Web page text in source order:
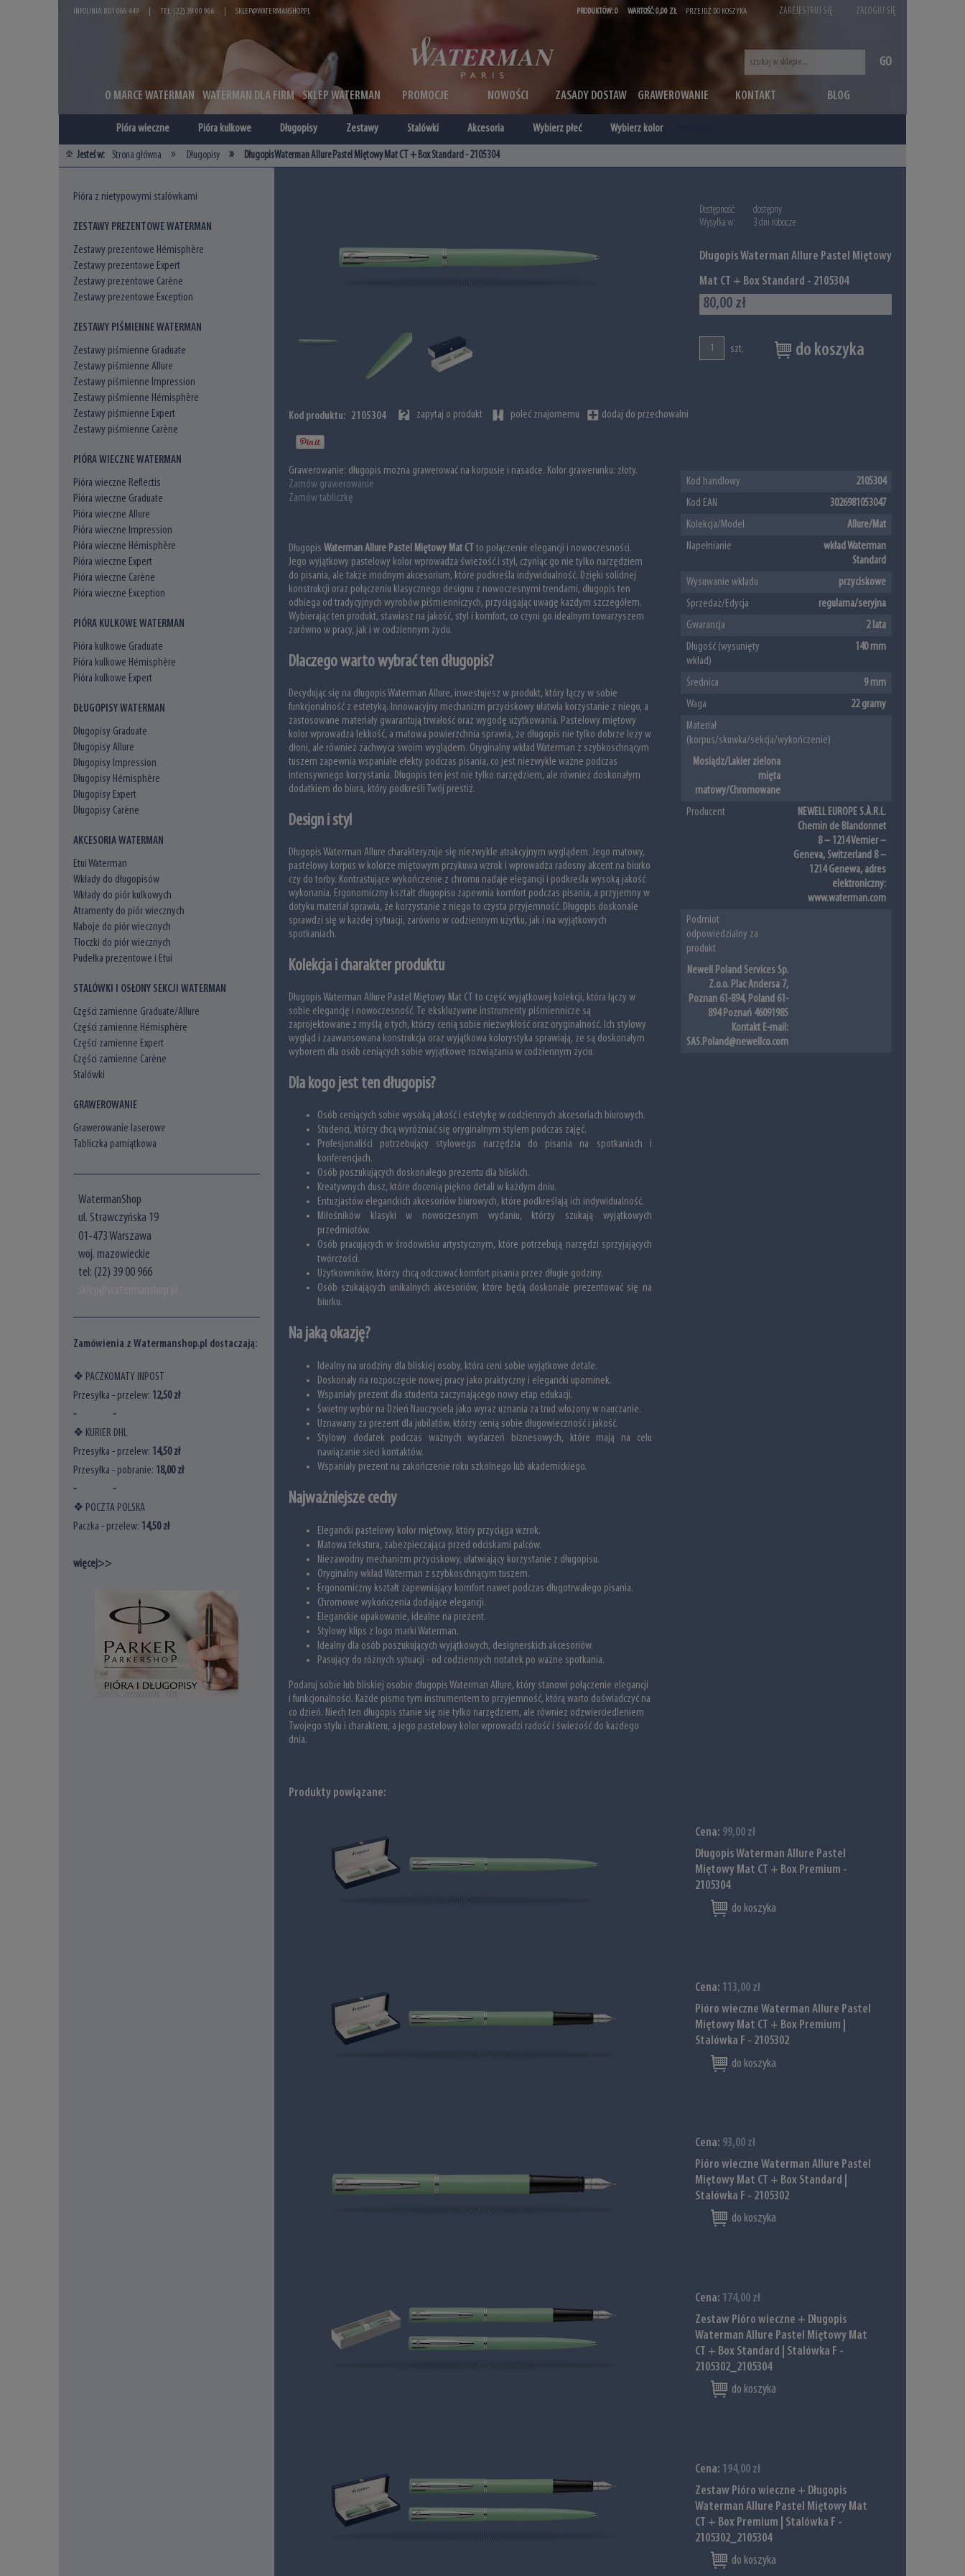
ZAREJESTRUJ SIĘ ZALOGUJ SIĘ
PRODUKTÓW:0 WARTOŚĆ:0,00 ZŁ PRZEJDŹ DO KOSZYKA
INFOLINIA: 801 066 449 TEL: (22) 39 00 966 SKLEP@WATERMANSHOP.PL
GO
O MARCE WATERMAN WATERMAN DLA FIRM SKLEP WATERMAN PROMOCJE NOWOŚCI ZASADY DOSTAW GRAWEROWANIE KONTAKT BLOG
Pióra wieczne Pióra kulkowe Długopisy Zestawy Stalówki Akcesoria Wybierz płeć Wybierz kolor
Jesteś w: Strona główna » Długopisy » Długopis Waterman Allure Pastel Miętowy Mat CT + Box Standard - 2105304
Pióra z nietypowymi stalówkami
ZESTAWY PREZENTOWE WATERMAN
Zestawy prezentowe Hémisphère
Zestawy prezentowe Expert
Zestawy prezentowe Carène
Zestawy prezentowe Exception
ZESTAWY PIŚMIENNE WATERMAN
Zestawy piśmienne Graduate
Zestawy piśmienne Allure
Zestawy piśmienne Impression
Zestawy piśmienne Hémisphère
Zestawy piśmienne Expert
Zestawy piśmienne Carène
PIÓRA WIECZNE WATERMAN
Pióra wieczne Reflectis
Pióra wieczne Graduate
Pióra wieczne Allure
Pióra wieczne Impression
Pióra wieczne Hémisphère
Pióra wieczne Expert
Pióra wieczne Carène
Pióra wieczne Exception
PIÓRA KULKOWE WATERMAN
Pióra kulkowe Graduate
Pióra kulkowe Hémisphère
Pióra kulkowe Expert
DŁUGOPISY WATERMAN
Długopisy Graduate
Długopisy Allure
Długopisy Impression
Długopisy Hémisphère
Długopisy Expert
Długopisy Carène
AKCESORIA WATERMAN
Etui Waterman
Wkłady do długopisów
Wkłady do piór kulkowych
Atramenty do piór wiecznych
Naboje do piór wiecznych
Tłoczki do piór wiecznych
Pudełka prezentowe i Etui
STALÓWKI I OSŁONY SEKCJI WATERMAN
Części zamienne Graduate/Allure
Części zamienne Hémisphère
Części zamienne Expert
Części zamienne Carène
Stalówki
GRAWEROWANIE
Grawerowanie laserowe
Tabliczka pamiątkowa
WatermanShop
ul. Strawczyńska 19
01-473 Warszawa
woj. mazowieckie
tel: (22) 39 00 966
Zamówienia z Watermanshop.pl dostaczają:
❖ PACZKOMATY INPOST
Przesyłka - przelew: 12,50 zł
- -
❖ KURIER DHL
Przesyłka - przelew: 14,50 zł
Przesyłka - pobranie: 18,00 zł
- -
❖ POCZTA POLSKA
Paczka - przelew: 14,50 zł
więcej>>
Dostępność:
dostępny
Wysyłka w:
3 dni robocze
Długopis Waterman Allure Pastel Miętowy
Mat CT + Box Standard - 2105304
80,00 zł
szt. do koszyka
Kod produktu: 2105304 zapytaj o produkt poleć znajomemu dodaj do przechowalni
Grawerowanie: długopis można grawerować na korpusie i nasadce. Kolor grawerunku: złoty.
Zamów grawerowanie
Zamów tabliczkę
Długopis Waterman Allure Pastel Miętowy Mat CT to połączenie elegancji i nowoczesności.
Jego wyjątkowy pastelowy kolor wprowadza świeżość i styl, czyniąc go nie tylko narzędziem
do pisania, ale także modnym akcesorium, które podkreśla indywidualność. Dzięki solidnej
konstrukcji oraz połączeniu klasycznego designu z nowoczesnymi trendami, długopis ten
odbiega od tradycyjnych wyrobów piśmienniczych, przyciągając uwagę każdym szczegółem.
Wybierając ten produkt, stawiasz na jakość, styl i komfort, co czyni go idealnym towarzyszem
zarówno w pracy, jak i w codziennym życiu.
Dlaczego warto wybrać ten długopis?
Decydując się na długopis Waterman Allure, inwestujesz w produkt, który łączy w sobie
funkcjonalność z estetyką. Innowacyjny mechanizm przyciskowy ułatwia korzystanie z niego, a
zastosowane materiały gwarantują trwałość oraz wygodę użytkowania. Pastelowy miętowy
kolor wprowadza lekkość, a matowa powierzchnia sprawia, że długopis nie tylko dobrze leży w
dłoni, ale również zachwyca swoim wyglądem. Oryginalny wkład Waterman z szybkoschnącym
tuszem zapewnia wspaniałe efekty podczas pisania, co jest niezwykle ważne podczas
intensywnego korzystania. Długopis ten jest nie tylko narzędziem, ale również doskonałym
dodatkiem do biura, który podkreśli Twój prestiż.
Design i styl
Długopis Waterman Allure charakteryzuje się niezwykle atrakcyjnym wyglądem. Jego matowy,
pastelowy korpus w kolorze miętowym przykuwa wzrok i wprowadza radosny akcent na biurko
czy do torby. Kontrastujące wykończenie z chromu nadaje elegancji i podkreśla wysoką jakość
wykonania. Ergonomiczny kształt długopisu zapewnia komfort podczas pisania, a przyjemny w
dotyku materiał sprawia, że korzystanie z niego to czysta przyjemność. Długopis doskonale
sprawdzi się w każdej sytuacji, zarówno w codziennym użytku, jak i na wyjątkowych
spotkaniach.
Kolekcja i charakter produktu
Długopis Waterman Allure Pastel Miętowy Mat CT to część wyjątkowej kolekcji, która łączy w
sobie elegancję i nowoczesność. Te ekskluzywne instrumenty piśmiennicze są
zaprojektowane z myślą o tych, którzy cenią sobie niezwykłość oraz oryginalność. Ich stylowy
wygląd i zaawansowana konstrukcja oraz wyjątkowa kolorystyka sprawiają, że są doskonałym
wyborem dla osób ceniących sobie wyjątkowe rozwiązania w codziennym życiu.
Dla kogo jest ten długopis?
Osób ceniących sobie wysoką jakość i estetykę w codziennych akcesoriach biurowych.
Studenci, którzy chcą wyróżniać się oryginalnym stylem podczas zajęć.
Profesjonaliści potrzebujący stylowego narzędzia do pisania na spotkaniach i
konferencjach.
Osób poszukujących doskonałego prezentu dla bliskich.
Kreatywnych dusz, które docenią piękno detali w każdym dniu.
Entuzjastów eleganckich akcesoriów biurowych, które podkreślają ich indywidualność.
Miłośników klasyki w nowoczesnym wydaniu, którzy szukają wyjątkowych
przedmiotów.
Osób pracujących w środowisku artystycznym, które potrzebują narzędzi sprzyjających
twórczości.
Użytkowników, którzy chcą odczuwać komfort pisania przez długie godziny.
Osób szukających unikalnych akcesoriów, które będą doskonale prezentować się na
biurku.
Na jaką okazję?
Idealny na urodziny dla bliskiej osoby, która ceni sobie wyjątkowe detale.
Doskonały na rozpoczęcie nowej pracy jako praktyczny i elegancki upominek.
Wspaniały prezent dla studenta zaczynającego nowy etap edukacji.
Świetny wybór na Dzień Nauczyciela jako wyraz uznania za trud włożony w nauczanie.
Uznawany za prezent dla jubilatów, którzy cenią sobie długowieczność i jakość.
Stylowy dodatek podczas ważnych wydarzeń biznesowych, które mają na celu
nawiązanie sieci kontaktów.
Wspaniały prezent na zakończenie roku szkolnego lub akademickiego.
Najważniejsze cechy
Elegancki pastelowy kolor miętowy, który przyciąga wzrok.
Matowa tekstura, zabezpieczająca przed odciskami palców.
Niezawodny mechanizm przyciskowy, ułatwiający korzystanie z długopisu.
Oryginalny wkład Waterman z szybkoschnącym tuszem.
Ergonomiczny kształt zapewniający komfort nawet podczas długotrwałego pisania.
Chromowe wykończenia dodające elegancji.
Eleganckie opakowanie, idealne na prezent.
Stylowy klips z logo marki Waterman.
Idealny dla osób poszukujących wyjątkowych, designerskich akcesoriów.
Pasujący do różnych sytuacji - od codziennych notatek po ważne spotkania.
Podaruj sobie lub bliskiej osobie długopis Waterman Allure, który stanowi połączenie elegancji
i funkcjonalności. Każde pismo tym instrumentem to przyjemność, którą warto doświadczyć na
co dzień. Niech ten długopis stanie się nie tylko narzędziem, ale również odzwierciedleniem
Twojego stylu i charakteru, a jego pastelowy kolor wprowadzi radość i świeżość do każdego
dnia.
Kod handlowy
2105304
Kod EAN
3026981053047
Kolekcja/Model
Allure/Mat
Napełnianie
wkład Waterman
Standard
Wysuwanie wkładu
przyciskowe
Sprzedaż/Edycja
regularna/seryjna
Gwarancja
2 lata
Długość (wysunięty
wkład)
140 mm
Średnica
9 mm
Waga
22 gramy
Materiał
(korpus/skuwka/sekcja/wykończenie)
Mosiądz/Lakier zielona
mięta
matowy/Chromowane
Producent
NEWELL EUROPE S.À.R.L.
Chemin de Blandonnet
8 – 1214 Vernier –
Geneva, Switzerland 8 –
1214 Genewa, adres
elektroniczny:
www.waterman.com
Podmiot
odpowiedzialny za
produkt
Newell Poland Services Sp.
Z.o.o. Plac Andersa 7,
Poznan 61-894, Poland 61-
894 Poznań 46091985
Kontakt E-mail:
SAS.Poland@newellco.com
Produkty powiązane:
Cena: 99,00 zł
Długopis Waterman Allure Pastel
Miętowy Mat CT + Box Premium -
2105304
do koszyka
Cena: 113,00 zł
Pióro wieczne Waterman Allure Pastel
Miętowy Mat CT + Box Premium |
Stalówka F - 2105302
do koszyka
Cena: 93,00 zł
Pióro wieczne Waterman Allure Pastel
Miętowy Mat CT + Box Standard |
Stalówka F - 2105302
do koszyka
Cena: 174,00 zł
Zestaw Pióro wieczne + Długopis
Waterman Allure Pastel Miętowy Mat
CT + Box Standard | Stalówka F -
2105302_2105304
do koszyka
Cena: 194,00 zł
Zestaw Pióro wieczne + Długopis
Waterman Allure Pastel Miętowy Mat
CT + Box Premium | Stalówka F -
2105302_2105304
do koszyka